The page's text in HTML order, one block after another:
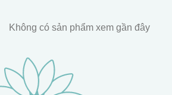
Không có sản phẩm xem gần đây